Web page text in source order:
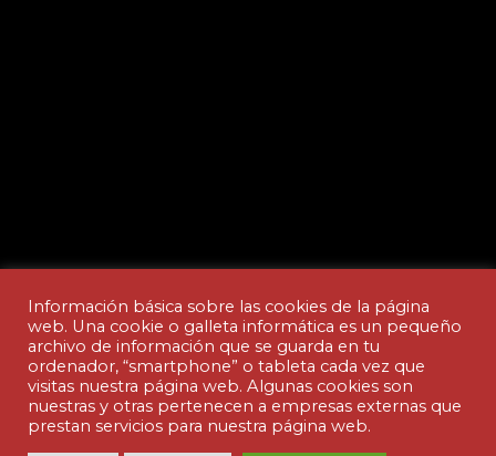
Aviso legal y Política de privacidad
Información básica sobre las cookies de la página
web. Una cookie o galleta informática es un pequeño
archivo de información que se guarda en tu
ordenador, “smartphone” o tableta cada vez que
visitas nuestra página web. Algunas cookies son
nuestras y otras pertenecen a empresas externas que
prestan servicios para nuestra página web.